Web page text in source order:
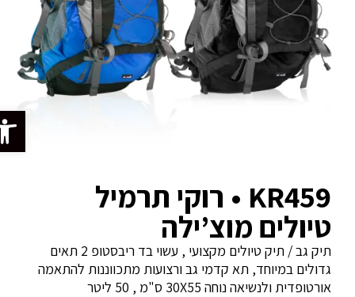
פתח
KR459 • רוקי תרמיל
טיולים מוצ’ילה
תיק גב / תיק טיולים מקצועי , עשוי בד ריבסטופ 2 תאים
גדולים במיוחד, תא קדמי גב ורצועות מתכווננות להתאמה
אורטופדית ולנשיאה נוחה 30X55 ס"מ , 50 ליטר